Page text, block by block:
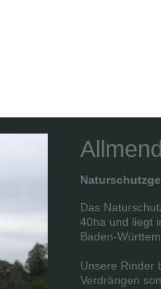
Das
40ha und liegt
Baden-
Unsere Rinder
Verdrängen